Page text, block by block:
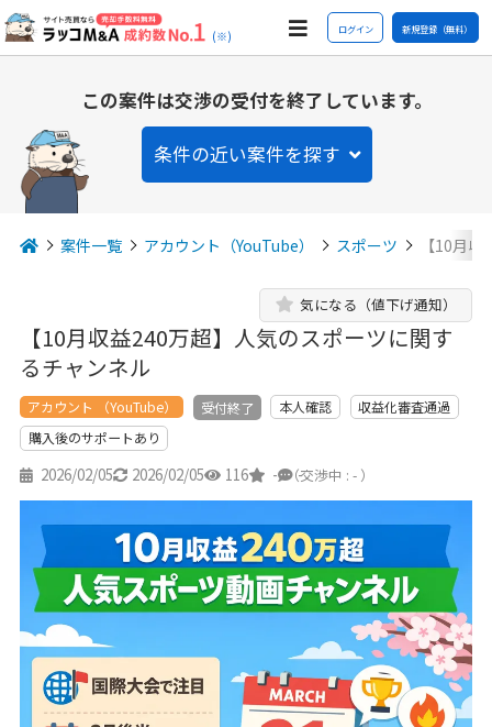
(※) ログイン 新規登録（無料）
この案件は交渉の受付を終了しています。
条件の近い案件を探す
案件一覧 アカウント（YouTube） スポーツ 【10月
【10月収益240万超】人気のスポーツに関す
るチャンネル
気になる（値下げ通知）
アカウント （YouTube） 受付終了 本人確認
収益化審査通過
購入後のサポートあり
2026/02/05 2026/02/05 116 - -
（交渉中 : - ）